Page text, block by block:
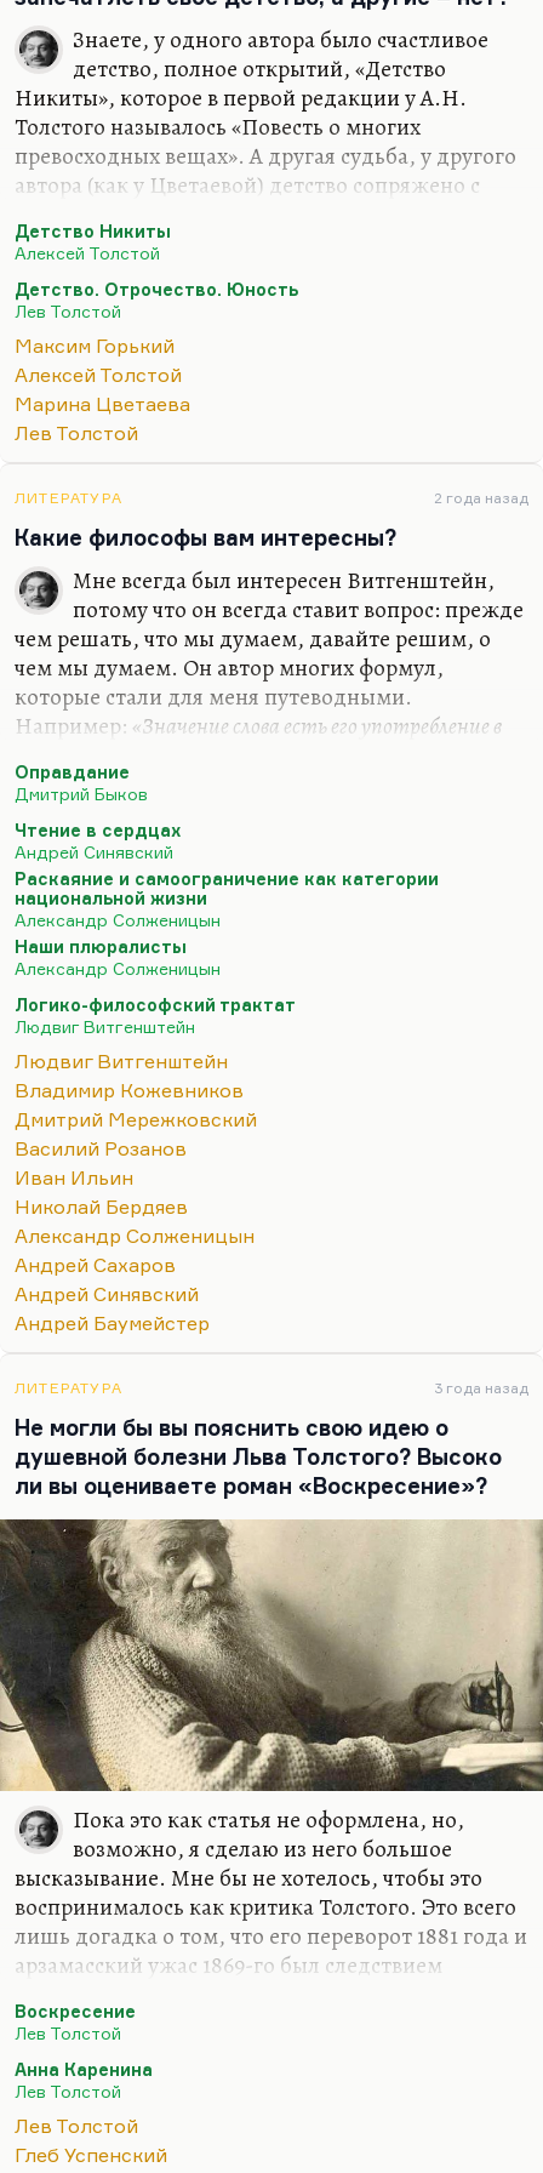
исчерпываются его литературные заслуги. Уровня
Чирикова,…
Знаете, у одного автора было счастливое
детство, полное открытий, «Детство
Никиты», которое в первой редакции у А.Н.
Толстого называлось «Повесть о многих
превосходных вещах». А другая судьба, у другого
автора (как у Цветаевой) детство сопряжено с
она сумела написать «Волшебный фонарь» –
для нее порой унижений, порой трагедий. Она
Пастернак называет детство «ковш душевной
глуби». У других авторов детство – как у
Горького. Как сказал Чуковский: «
что он жил в мире патологических садистов. И кроме
Детство Никиты
Алексей Толстой
Детство. Отрочество. Юность
Лев Толстой
Максим Горький
Алексей Толстой
Марина Цветаева
Лев Толстой
ЛИТЕРАТУРА 2 года назад
Какие философы вам интересны?
Мне всегда был интересен Витгенштейн,
потому что он всегда ставит вопрос: прежде
чем решать, что мы думаем, давайте решим, о
чем мы думаем. Он автор многих формул,
которые стали для меня путеводными.
Например: «Значение слова есть его употребление в
важного самого в привычку уходят, ветшают, как
платья»
Витгенштейн их пытается отмыть, по-
самойловски:«Их протирают, как стекло, и в этом
наше ремесло».
Мне из философов ХХ столетия был интересен
Кожев (он же Кожевников). Интересен главным
образом потому, что он первым поставил вопрос,
а не была ли вся репрессивная система…
Оправдание
Дмитрий Быков
Чтение в сердцах
Андрей Синявский
Раскаяние и самоограничение как категории
национальной жизни
Александр Солженицын
Наши плюралисты
Александр Солженицын
Логико-философский трактат
Людвиг Витгенштейн
Людвиг Витгенштейн
Владимир Кожевников
Дмитрий Мережковский
Василий Розанов
Иван Ильин
Николай Бердяев
Александр Солженицын
Андрей Сахаров
Андрей Синявский
Андрей Баумейстер
ЛИТЕРАТУРА 3 года назад
Не могли бы вы пояснить свою идею о
душевной болезни Льва Толстого? Высоко
ли вы оцениваете роман «Воскресение»?
Пока это как статья не оформлена, но,
возможно, я сделаю из него большое
высказывание. Мне бы не хотелось, чтобы это
воспринималось как критика Толстого. Это всего
лишь догадка о том, что его переворот 1881 года и
арзамасский ужас 1869-го был следствием
и это бывает довольно часто – никак не
его художественными возможностями. Есть
человеку в полном объеме его творческий и
Воскресение
Лев Толстой
Анна Каренина
Лев Толстой
Лев Толстой
Глеб Успенский